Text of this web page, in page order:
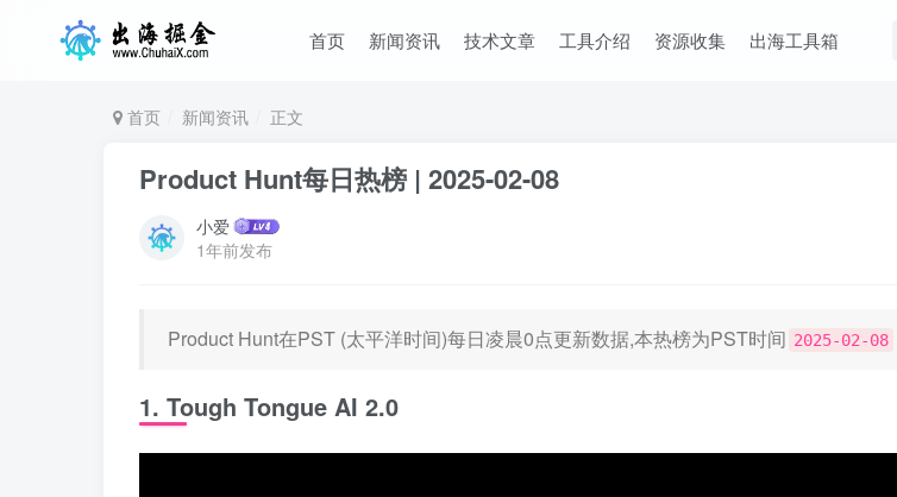
首页 新闻资讯 技术文章 工具介绍 资源收集 出海工具箱
首页 新闻资讯 正文
Product Hunt每日热榜 | 2025-02-08
小爱
1年前发布
Product Hunt在PST (太平洋时间)每日凌晨0点更新数据,本热榜为PST时间 2025-02-08
1. Tough Tongue AI 2.0